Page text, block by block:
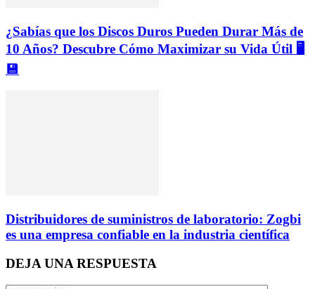
¿Sabías que los Discos Duros Pueden Durar Más de
10 Años? Descubre Cómo Maximizar su Vida Útil 🖥️
💾
Distribuidores de suministros de laboratorio: Zogbi
es una empresa confiable en la industria científica
DEJA UNA RESPUESTA